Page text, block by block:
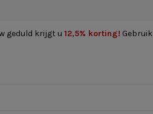
geduld krijgt u 12,5% korting!